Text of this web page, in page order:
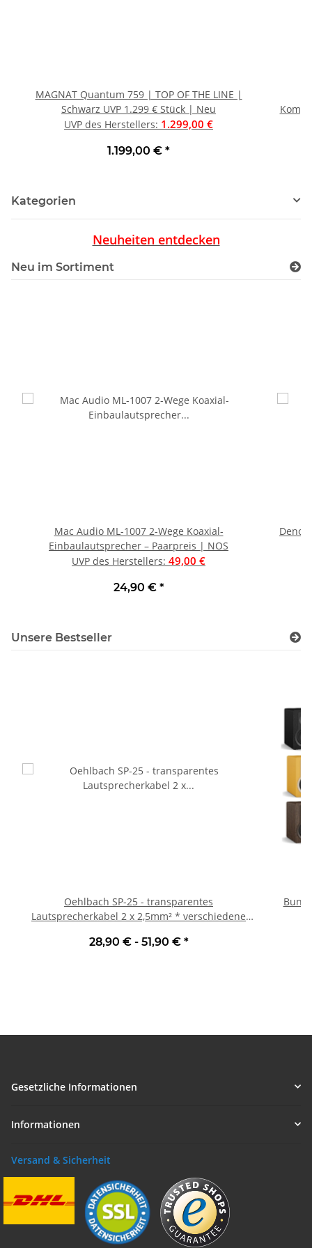
MAGNAT Quantum 759 | TOP OF THE LINE |
Schwarz UVP 1.299 € Stück | Neu
UVP des Herstellers: 1.299,00 €
1.199,00 € *
Kategorien
Neuheiten entdecken
Neu im Sortiment
Mac Audio ML-1007 2-Wege Koaxial-
Einbaulautsprecher – Paarpreis | NOS
UVP des Herstellers: 49,00 €
24,90 € *
Denon
Unsere Bestseller
Oehlbach SP-25 - transparentes
Lautsprecherkabel 2 x 2,5mm² * verschiedene
28,90 € - 51,90 € *
Gesetzliche Informationen
Informationen
Versand & Sicherheit